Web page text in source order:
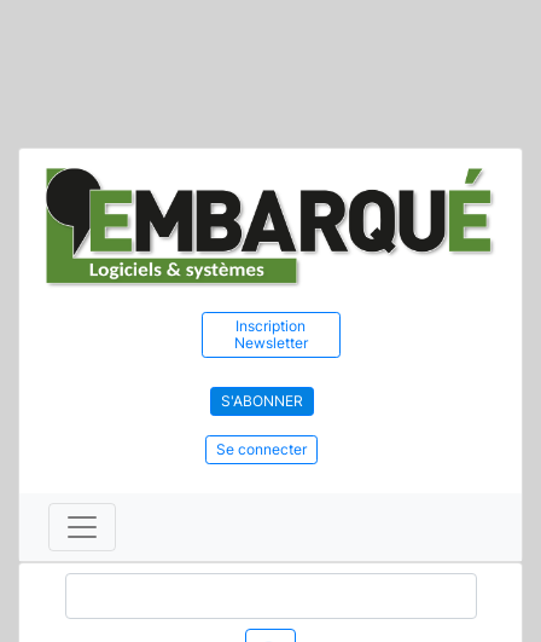
Inscription
Newsletter
S'ABONNER
Se connecter